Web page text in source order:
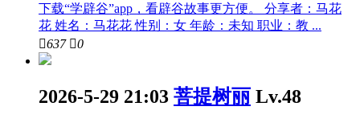
下载“学辟谷”app，看辟谷故事更方便。 分享者：马花
花 姓名：马花花 性别：女 年龄：未知 职业：教 ...
637 0
2026-5-29 21:03 菩提树丽 Lv.48